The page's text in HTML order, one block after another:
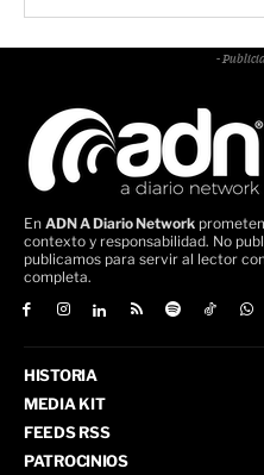
-
En ADN A Diario Network
contexto y responsabilidad. No
publicamos para servir al lector
completa.
HISTORIA
MEDIA KIT
FEEDS RSS
PATROCINIOS